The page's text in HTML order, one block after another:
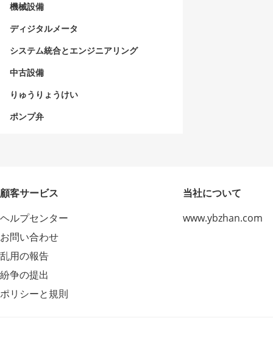
機械設備
ディジタルメータ
システム統合とエンジニアリング
中古設備
りゅうりょうけい
ポンプ弁
顧客サービス
ヘルプセンター
お問い合わせ
乱用の報告
紛争の提出
ポリシーと規則
当社について
www.ybzhan.com